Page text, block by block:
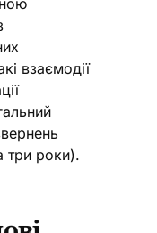
взаємодії
три роки).